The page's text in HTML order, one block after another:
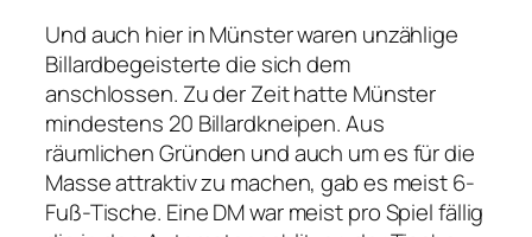
Und auch hier in Münster waren unzählige
Billardbegeisterte die sich dem
anschlossen. Zu der Zeit hatte Münster
mindestens 20 Billardkneipen. Aus
räumlichen Gründen und auch um es für die
Masse attraktiv zu machen, gab es meist 6-
Fuß-Tische. Eine DM war meist pro Spiel fällig